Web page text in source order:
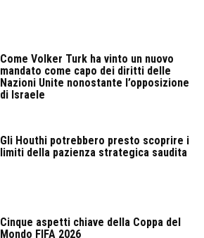
Come Volker Turk ha vinto un nuovo
mandato come capo dei diritti delle
Nazioni Unite nonostante l’opposizione
di Israele
Gli Houthi potrebbero presto scoprire i
limiti della pazienza strategica saudita
Cinque aspetti chiave della Coppa del
Mondo FIFA 2026